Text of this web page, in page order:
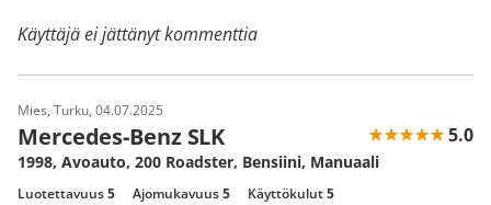
Käyttäjä ei jättänyt kommenttia
Mies, Turku, 04.07.2025
Mercedes-Benz SLK 5.0
1998, Avoauto, 200 Roadster, Bensiini, Manuaali
Luotettavuus5 Ajomukavuus5 Käyttökulut5